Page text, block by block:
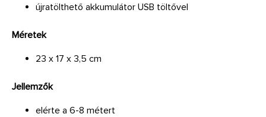
újratölthető akkumulátor USB töltővel
Méretek
23 x 17 x 3,5 cm
Jellemzők
elérte a 6-8 métert